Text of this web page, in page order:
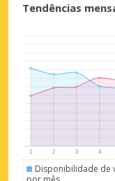
Tendências
Disponibilidade de